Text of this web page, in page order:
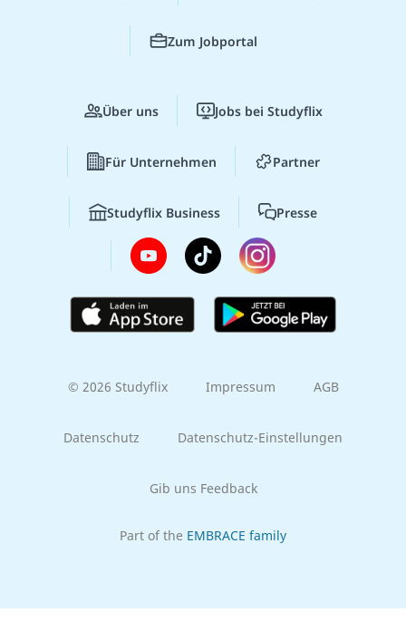
Zum Jobportal
Über uns Jobs bei Studyflix
Für Unternehmen Partner
Studyflix Business Presse
© 2026 Studyflix Impressum AGB
Datenschutz Datenschutz-Einstellungen
Gib uns Feedback
Part of the EMBRACE family